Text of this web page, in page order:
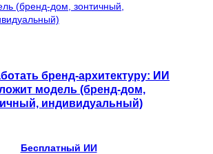
бренд-архитектуру: ИИ
модель (бренд-дом,
индивидуальный)
Бесплатный ИИ